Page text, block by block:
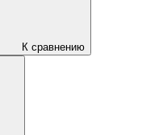
К сравнению